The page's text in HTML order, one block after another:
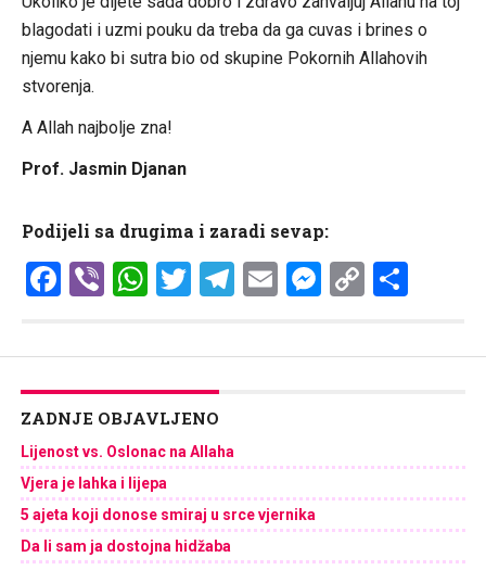
blagodati i uzmi pouku da treba da ga cuvas i brines o
njemu kako bi sutra bio od skupine Pokornih Allahovih
stvorenja.
A Allah najbolje zna!
Prof. Jasmin Djanan
Podijeli sa drugima i zaradi sevap:
Facebook
ViberWhatsApp
Twitter
Telegram
EmailCopy
ZADNJE OBJAVLJENO
Lijenost vs. Oslonac na Allaha
Vjera je lahka i lijepa
5 ajeta koji donose smiraj u srce vjernika
Da li sam ja dostojna hidžaba